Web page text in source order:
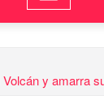
y amarra